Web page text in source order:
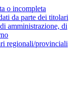
o incompleta
da parte dei titolari
amministrazione, di
regionali/provinciali